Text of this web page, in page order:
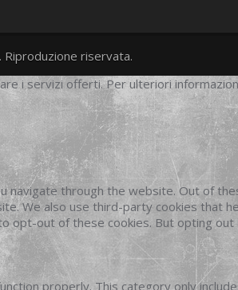
twittergoogleplus
facebook
riservata.
i servizi offerti. Per ulteriori
navigate through the website. Out of
We also use third-party cookies that
opt-out of these cookies. But opting
properly. This category only